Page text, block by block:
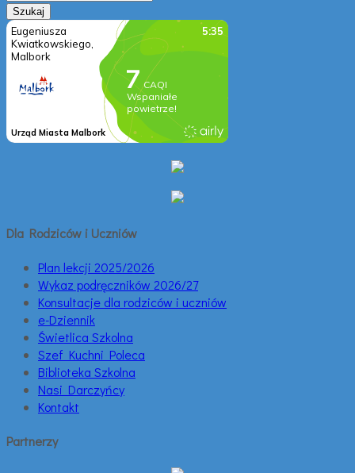
Dla Rodziców i Uczniów
Plan lekcji 2025/2026
Wykaz podręczników 2026/27
Konsultacje dla rodziców i uczniów
e-Dziennik
Świetlica Szkolna
Szef Kuchni Poleca
Biblioteka Szkolna
Nasi Darczyńcy
Kontakt
Partnerzy